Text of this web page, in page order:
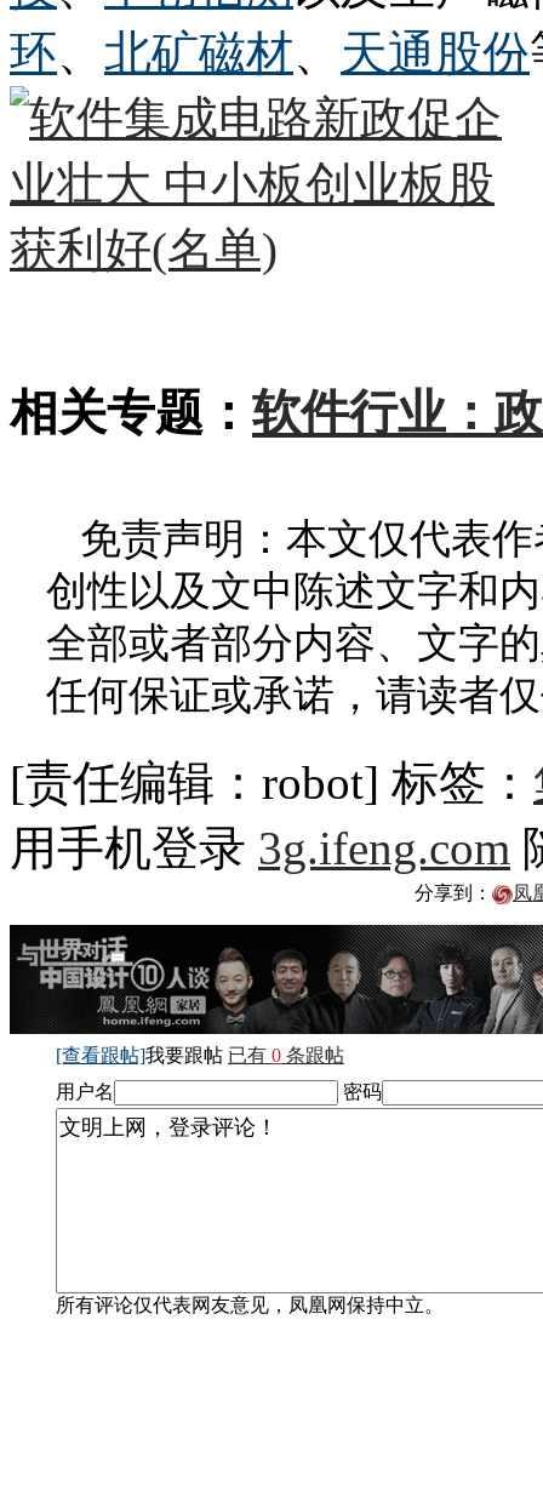
环、 北矿磁材、 天通股份
相关专题： 软件行业：
免责声明：本文仅代表
创性以及文中陈述文字和
全部或者部分内容、文字
任何保证或承诺，请读者
[责任编辑：robot] 标签：
用手机登录 3g.ifeng.com
分享到： 凤
[查看跟帖]我要跟帖 已有 0 条跟帖
用户名
密码
所有评论仅代表网友意见，凤凰网保持中立。